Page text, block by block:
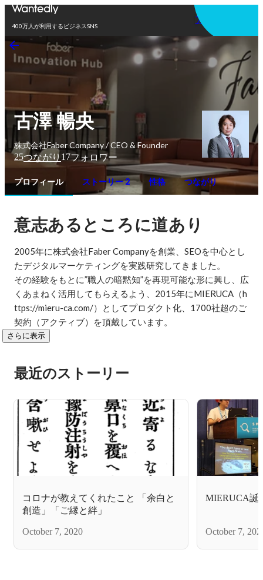
400万人が利用するビジネスSNS
アプリを使う
古澤 暢央
株式会社Faber Company / CEO & Founder
25つながり 17フォロワー
プロフィール ストーリー 2 性格 つながり
意志あるところに道あり
2005年に株式会社Faber Companyを創業、SEOを中心とし
たデジタルマーケティングを実践研究してきました。
その経験をもとに”職人の暗黙知”を再現可能な形に興し、広
くあまねく活用してもらえるよう、2015年にMIERUCA（h
ttps://mieru-ca.com/）としてプロダクト化、1700社超のご
さらに表示
最近のストーリー
コロナが教えてくれたこと 「余白と
創造」「ご縁と絆」
October 7, 2020
MIERUCA誕
October 7,